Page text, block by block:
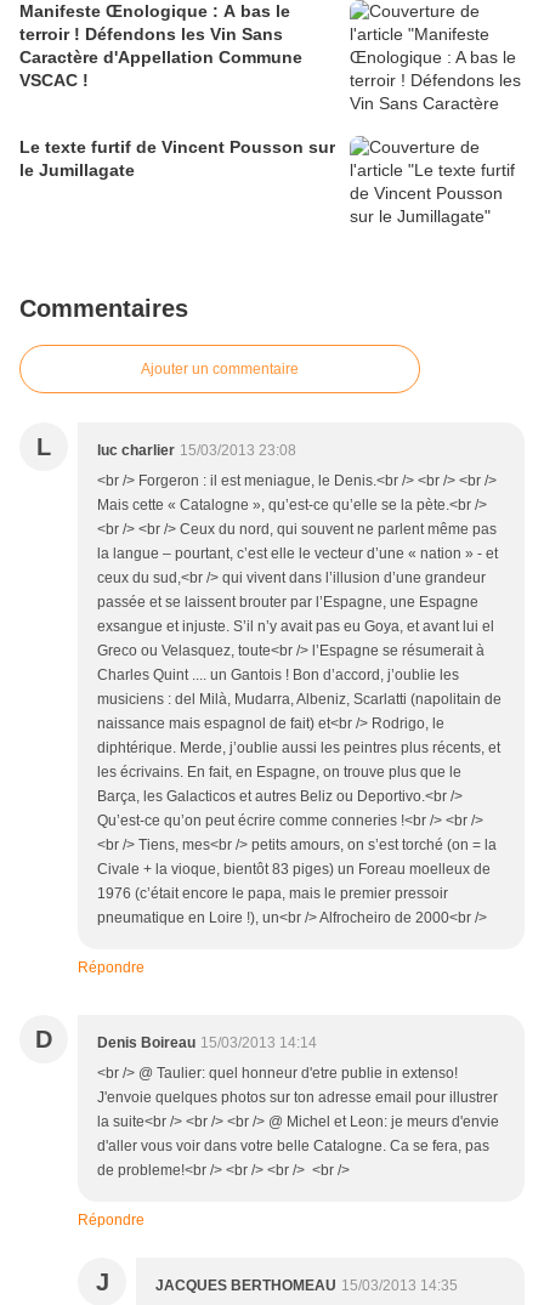
Manifeste Œnologique : A bas le
terroir ! Défendons les Vin Sans
Caractère d'Appellation Commune
VSCAC !
Le texte furtif de Vincent Pousson sur
le Jumillagate
Commentaires
Ajouter un commentaire
L luc charlier 15/03/2013 23:08
<br /> Forgeron : il est meniague, le Denis.<br /> <br /> <br />
Mais cette « Catalogne », qu’est-ce qu’elle se la pète.<br />
<br /> <br /> Ceux du nord, qui souvent ne parlent même pas
la langue – pourtant, c’est elle le vecteur d’une « nation » - et
ceux du sud,<br /> qui vivent dans l’illusion d’une grandeur
passée et se laissent brouter par l’Espagne, une Espagne
exsangue et injuste. S’il n’y avait pas eu Goya, et avant lui el
Greco ou Velasquez, toute<br /> l’Espagne se résumerait à
Charles Quint .... un Gantois ! Bon d’accord, j’oublie les
musiciens : del Milà, Mudarra, Albeniz, Scarlatti (napolitain de
naissance mais espagnol de fait) et<br /> Rodrigo, le
diphtérique. Merde, j’oublie aussi les peintres plus récents, et
les écrivains. En fait, en Espagne, on trouve plus que le
Barça, les Galacticos et autres Beliz ou Deportivo.<br />
Qu’est-ce qu’on peut écrire comme conneries !<br /> <br />
<br /> Tiens, mes<br /> petits amours, on s’est torché (on = la
Civale + la vioque, bientôt 83 piges) un Foreau moelleux de
1976 (c’était encore le papa, mais le premier pressoir
pneumatique en Loire !), un<br /> Alfrocheiro de 2000<br />
Répondre
D Denis Boireau 15/03/2013 14:14
<br /> @ Taulier: quel honneur d'etre publie in extenso!
J'envoie quelques photos sur ton adresse email pour illustrer
la suite<br /> <br /> <br /> @ Michel et Leon: je meurs d'envie
d'aller vous voir dans votre belle Catalogne. Ca se fera, pas
de probleme!<br /> <br /> <br /> <br />
Répondre
J JACQUES BERTHOMEAU 15/03/2013 14:35